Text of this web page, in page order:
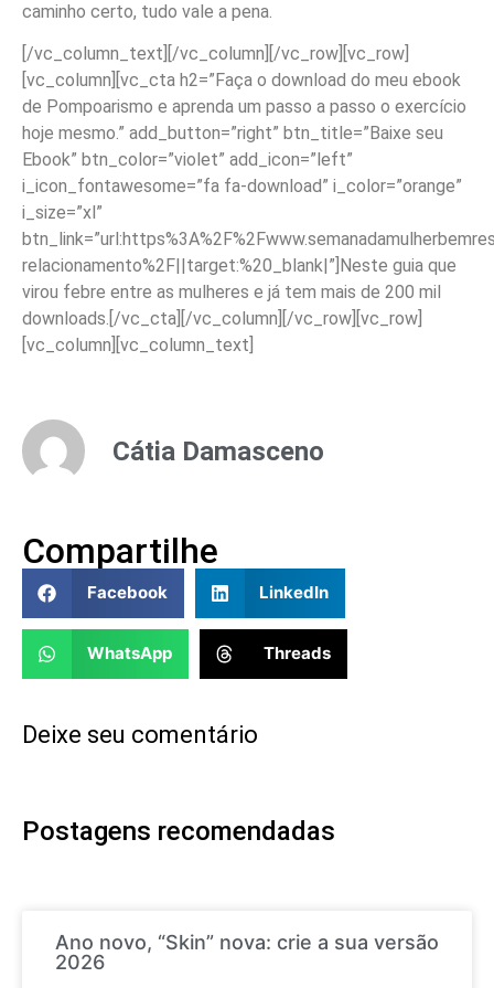
caminho certo, tudo vale a pena.
[/vc_column_text][/vc_column][/vc_row][vc_row]
[vc_column][vc_cta h2=”Faça o download do meu ebook
de Pompoarismo e aprenda um passo a passo o exercício
hoje mesmo.” add_button=”right” btn_title=”Baixe seu
Ebook” btn_color=”violet” add_icon=”left”
i_icon_fontawesome=”fa fa-download” i_color=”orange”
i_size=”xl”
relacionamento%2F||target:%20_blank|”]Neste guia que
virou febre entre as mulheres e já tem mais de 200 mil
downloads.[/vc_cta][/vc_column][/vc_row][vc_row]
[vc_column][vc_column_text]
Cátia Damasceno
Compartilhe
Facebook LinkedIn
WhatsApp Threads
Deixe seu comentário
Postagens recomendadas
Ano novo, “Skin” nova: crie a sua versão
2026